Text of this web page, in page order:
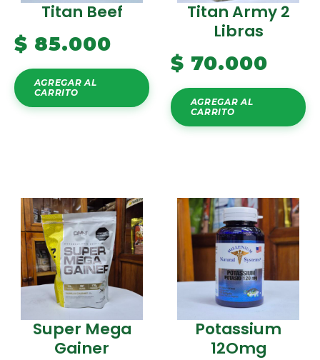
Titan Beef
$ 85.000
AGREGAR AL
CARRITO
Titan Army 2
Libras
$ 70.000
AGREGAR AL
CARRITO
Super Mega
Gainer
Potassium
12Omg